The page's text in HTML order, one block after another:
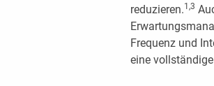
reduzieren.1,3
Frequenz und
eine